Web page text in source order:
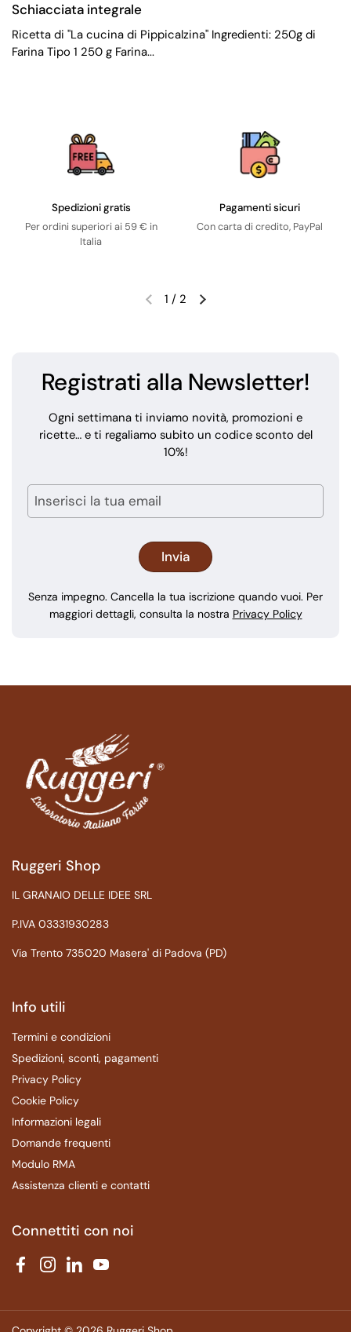
Schiacciata integrale
Ricetta di "La cucina di Pippicalzina" Ingredienti: 250g di
Farina Tipo 1 250 g Farina...
Spedizioni gratis
Per ordini superiori ai 59 € in
Italia
Pagamenti sicuri
Con carta di credito, PayPal
1 / 2
Registrati alla Newsletter!
Ogni settimana ti inviamo novità, promozioni e
ricette… e ti regaliamo subito un codice sconto del
10%!
Senza impegno. Cancella la tua iscrizione quando vuoi. Per
maggiori dettagli, consulta la nostra Privacy Policy
Ruggeri Shop
IL GRANAIO DELLE IDEE SRL
P.IVA 03331930283
Via Trento 735020 Masera' di Padova (PD)
Info utili
Termini e condizioni
Spedizioni, sconti, pagamenti
Privacy Policy
Cookie Policy
Informazioni legali
Domande frequenti
Modulo RMA
Assistenza clienti e contatti
Connettiti con noi
FacebookInstagram
LinkedInYouTube